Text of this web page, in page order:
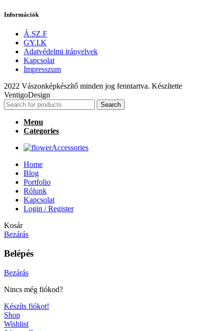
Információk
Á.SZ.F
GY.I.K
Adatvédelmi irányelvek
Kapcsolat
Impresszum
2022 Vászonképkészítő minden jog fenntartva. Készítette
VentigoDesign
Search
Menu
Categories
Accessories
Home
Blog
Portfolio
Rólunk
Kapcsolat
Login / Register
Kosár
Bezárás
Belépés
Bezárás
Nincs még fiókod?
Készíts fiókot!
Shop
Wishlist